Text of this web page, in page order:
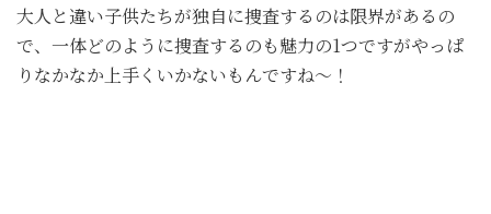
大人と違い子供たちが独自に捜査するのは限界があるの
で、一体どのように捜査するのも魅力の1つですがやっぱ
りなかなか上手くいかないもんですね〜！